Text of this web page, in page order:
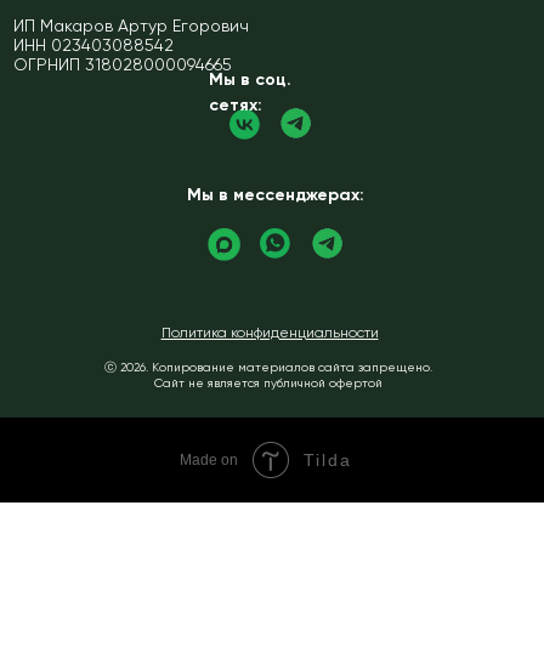
ⓒ 2026. Копирование материалов сайта запрещено.
Сайт не является публичной офертой
Политика конфиденциальности
ИП Макаров Артур Егорович
ИНН 023403088542
ОГРНИП 318028000094665
Мы в соц.
сетях:
Мы в мессенджерах:
Made on Tilda